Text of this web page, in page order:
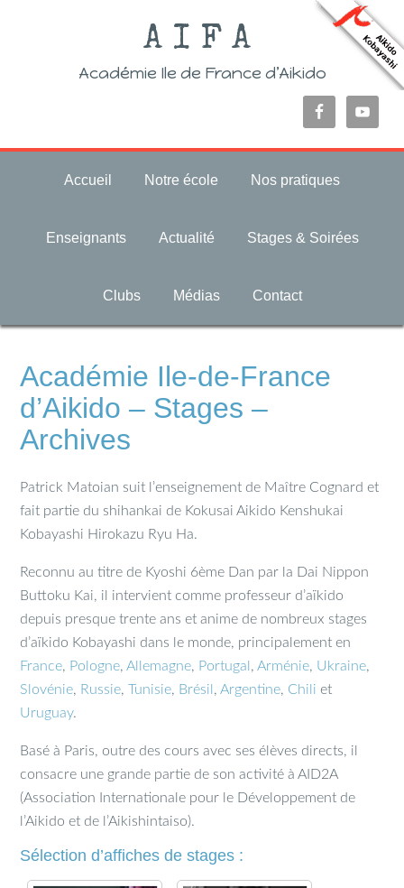
AIFA
Académie Ile de France d’Aikido
Accueil Notre école Nos pratiques
Enseignants Actualité Stages & Soirées
Clubs Médias Contact
Académie Ile-de-France
d’Aikido – Stages –
Archives
Patrick Matoian suit l’enseignement de Maître Cognard et
fait partie du shihankai de Kokusai Aikido Kenshukai
Kobayashi Hirokazu Ryu Ha.
Reconnu au titre de Kyoshi 6ème Dan par la Dai Nippon
Buttoku Kai, il intervient comme professeur d’aïkido
depuis presque trente ans et anime de nombreux stages
d’aïkido Kobayashi dans le monde, principalement en
France, Pologne,Allemagne, Portugal ,Arménie, Ukraine,
Slovénie, Russie,Tunisie, Brésil ,Argentine, Chili et
Uruguay.
Basé à Paris, outre des cours avec ses élèves directs, il
consacre une grande partie de son activité à AID2A
(Association Internationale pour le Développement de
l’Aikido et de l’Aikishintaiso).
Sélection d’affiches de stages :